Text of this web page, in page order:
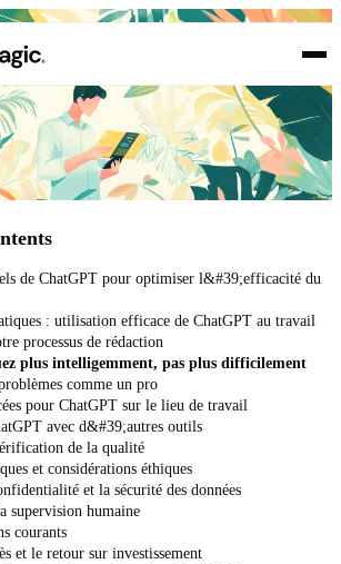
de nous
de ChatGPT pour optimiser l&#39;efficacité du
: utilisation efficace de ChatGPT au travail
processus de rédaction
plus intelligemment, pas plus difficilement
comme un pro
pour ChatGPT sur le lieu de travail
avec d&#39;autres outils
de la qualité
et considérations éthiques
et la sécurité des données
supervision humaine
courants
et le retour sur investissement